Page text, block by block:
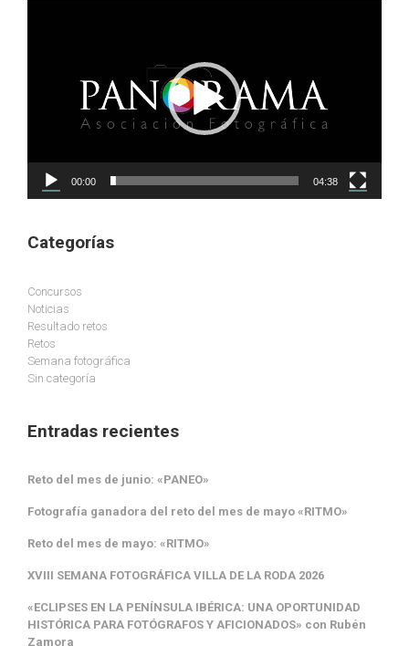
00:00 04:38
Categorías
Concursos
Noticias
Resultado retos
Retos
Semana fotográfica
Sin categoría
Entradas recientes
Reto del mes de junio: «PANEO»
Fotografía ganadora del reto del mes de mayo «RITMO»
Reto del mes de mayo: «RITMO»
XVIII SEMANA FOTOGRÁFICA VILLA DE LA RODA 2026
«ECLIPSES EN LA PENÍNSULA IBÉRICA: UNA OPORTUNIDAD
HISTÓRICA PARA FOTÓGRAFOS Y AFICIONADOS» con Rubén
Zamora